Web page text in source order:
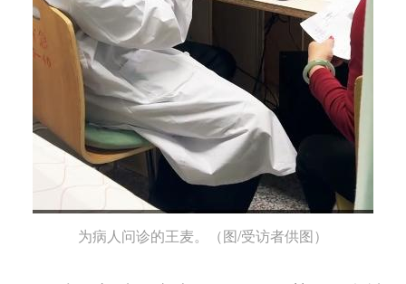
为病人问诊的王麦。（图/受访者供图）